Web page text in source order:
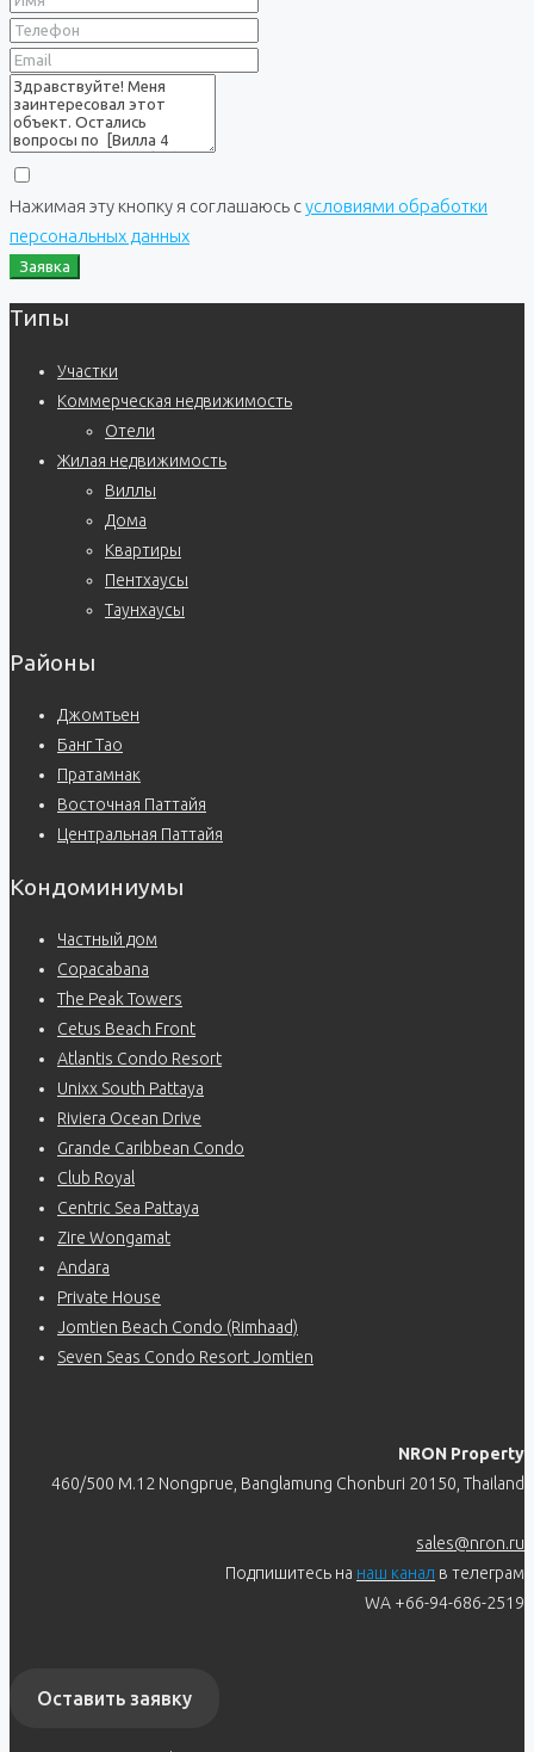
Нажимая эту кнопку я соглашаюсь сусловиями обработки
персональных данных
Заявка
Типы
Участки
Коммерческая недвижимость
Отели
Жилая недвижимость
Виллы
Дома
Квартиры
Пентхаусы
Таунхаусы
Районы
Джомтьен
Банг Тао
Пратамнак
Восточная Паттайя
Центральная Паттайя
Кондоминиумы
Частный дом
Copacabana
The Peak Towers
Cetus Beach Front
Atlantis Condo Resort
Unixx South Pattaya
Riviera Ocean Drive
Grande Caribbean Condo
Club Royal
Centric Sea Pattaya
Zire Wongamat
Andara
Private House
Jomtien Beach Condo (Rimhaad)
Seven Seas Condo Resort Jomtien
NRON Property
460/500 M.12 Nongprue, Banglamung Chonburi 20150, Thailand
sales@nron.ru
Подпишитесь на наш канал в телеграм
WA +66-94-686-2519
Оставить заявку